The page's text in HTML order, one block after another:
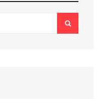
SEARCH